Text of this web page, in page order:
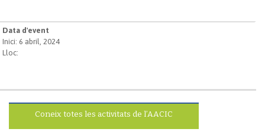
Data d'event
Inici: 6 abril, 2024
Lloc:
Coneix totes les activitats de l’AACIC